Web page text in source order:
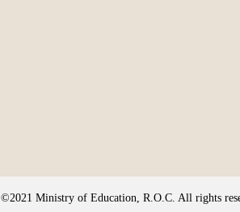
©2021 Ministry of Education, R.O.C. All rights